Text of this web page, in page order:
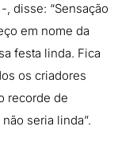
disse: “Sensação
em nome da
festa linda. Fica
os criadores
recorde de
seria linda”.